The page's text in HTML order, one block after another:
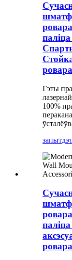
Гэты
100%
запыт